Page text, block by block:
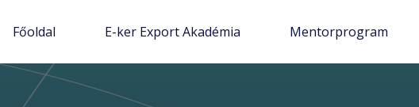
Főoldal E-ker Export Akadémia Mentorprogram